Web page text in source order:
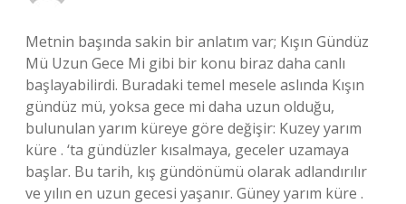
Metnin başında sakin bir anlatım var; Kışın Gündüz
Mü Uzun Gece Mi gibi bir konu biraz daha canlı
başlayabilirdi. Buradaki temel mesele aslında Kışın
gündüz mü, yoksa gece mi daha uzun olduğu,
bulunulan yarım küreye göre değişir: Kuzey yarım
küre . ‘ta gündüzler kısalmaya, geceler uzamaya
başlar. Bu tarih, kış gündönümü olarak adlandırılır
ve yılın en uzun gecesi yaşanır. Güney yarım küre .